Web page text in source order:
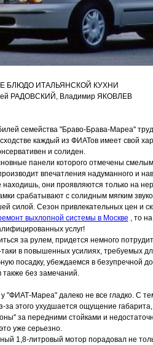
БЛЮДО ИТАЛЬЯНСКОЙ КУХНИ
РАДОВСКИЙ, Владимир ЯКОВЛЕВ
семейства "Браво-Брава-Мареа"
каждый из ФИАТов имеет свой
и солиден.
панели которого отмечены
впечатления надуманного и
находишь, они проявляются только на
срабатывают с солидным мягким
силой. Сезон привлекательных цен и
выхлопной системы в Москве , то
услуг!
за рулем, придется немного
таки в повышенных усилиях, требуемых
посадку, убеждаемся в безупречной
без замечаний.
"ФИАТ-Мареа" далеко не все гладко. С
за этого ухудшается ощущение
за передними стойками и
уже серьезно.
1,8-литровый мотор порадовал не